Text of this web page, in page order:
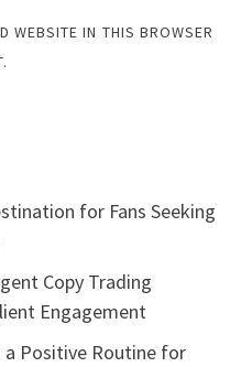
WEBSITE IN THIS BROWSER
for Fans Seeking
Copy Trading
Engagement
Positive Routine for